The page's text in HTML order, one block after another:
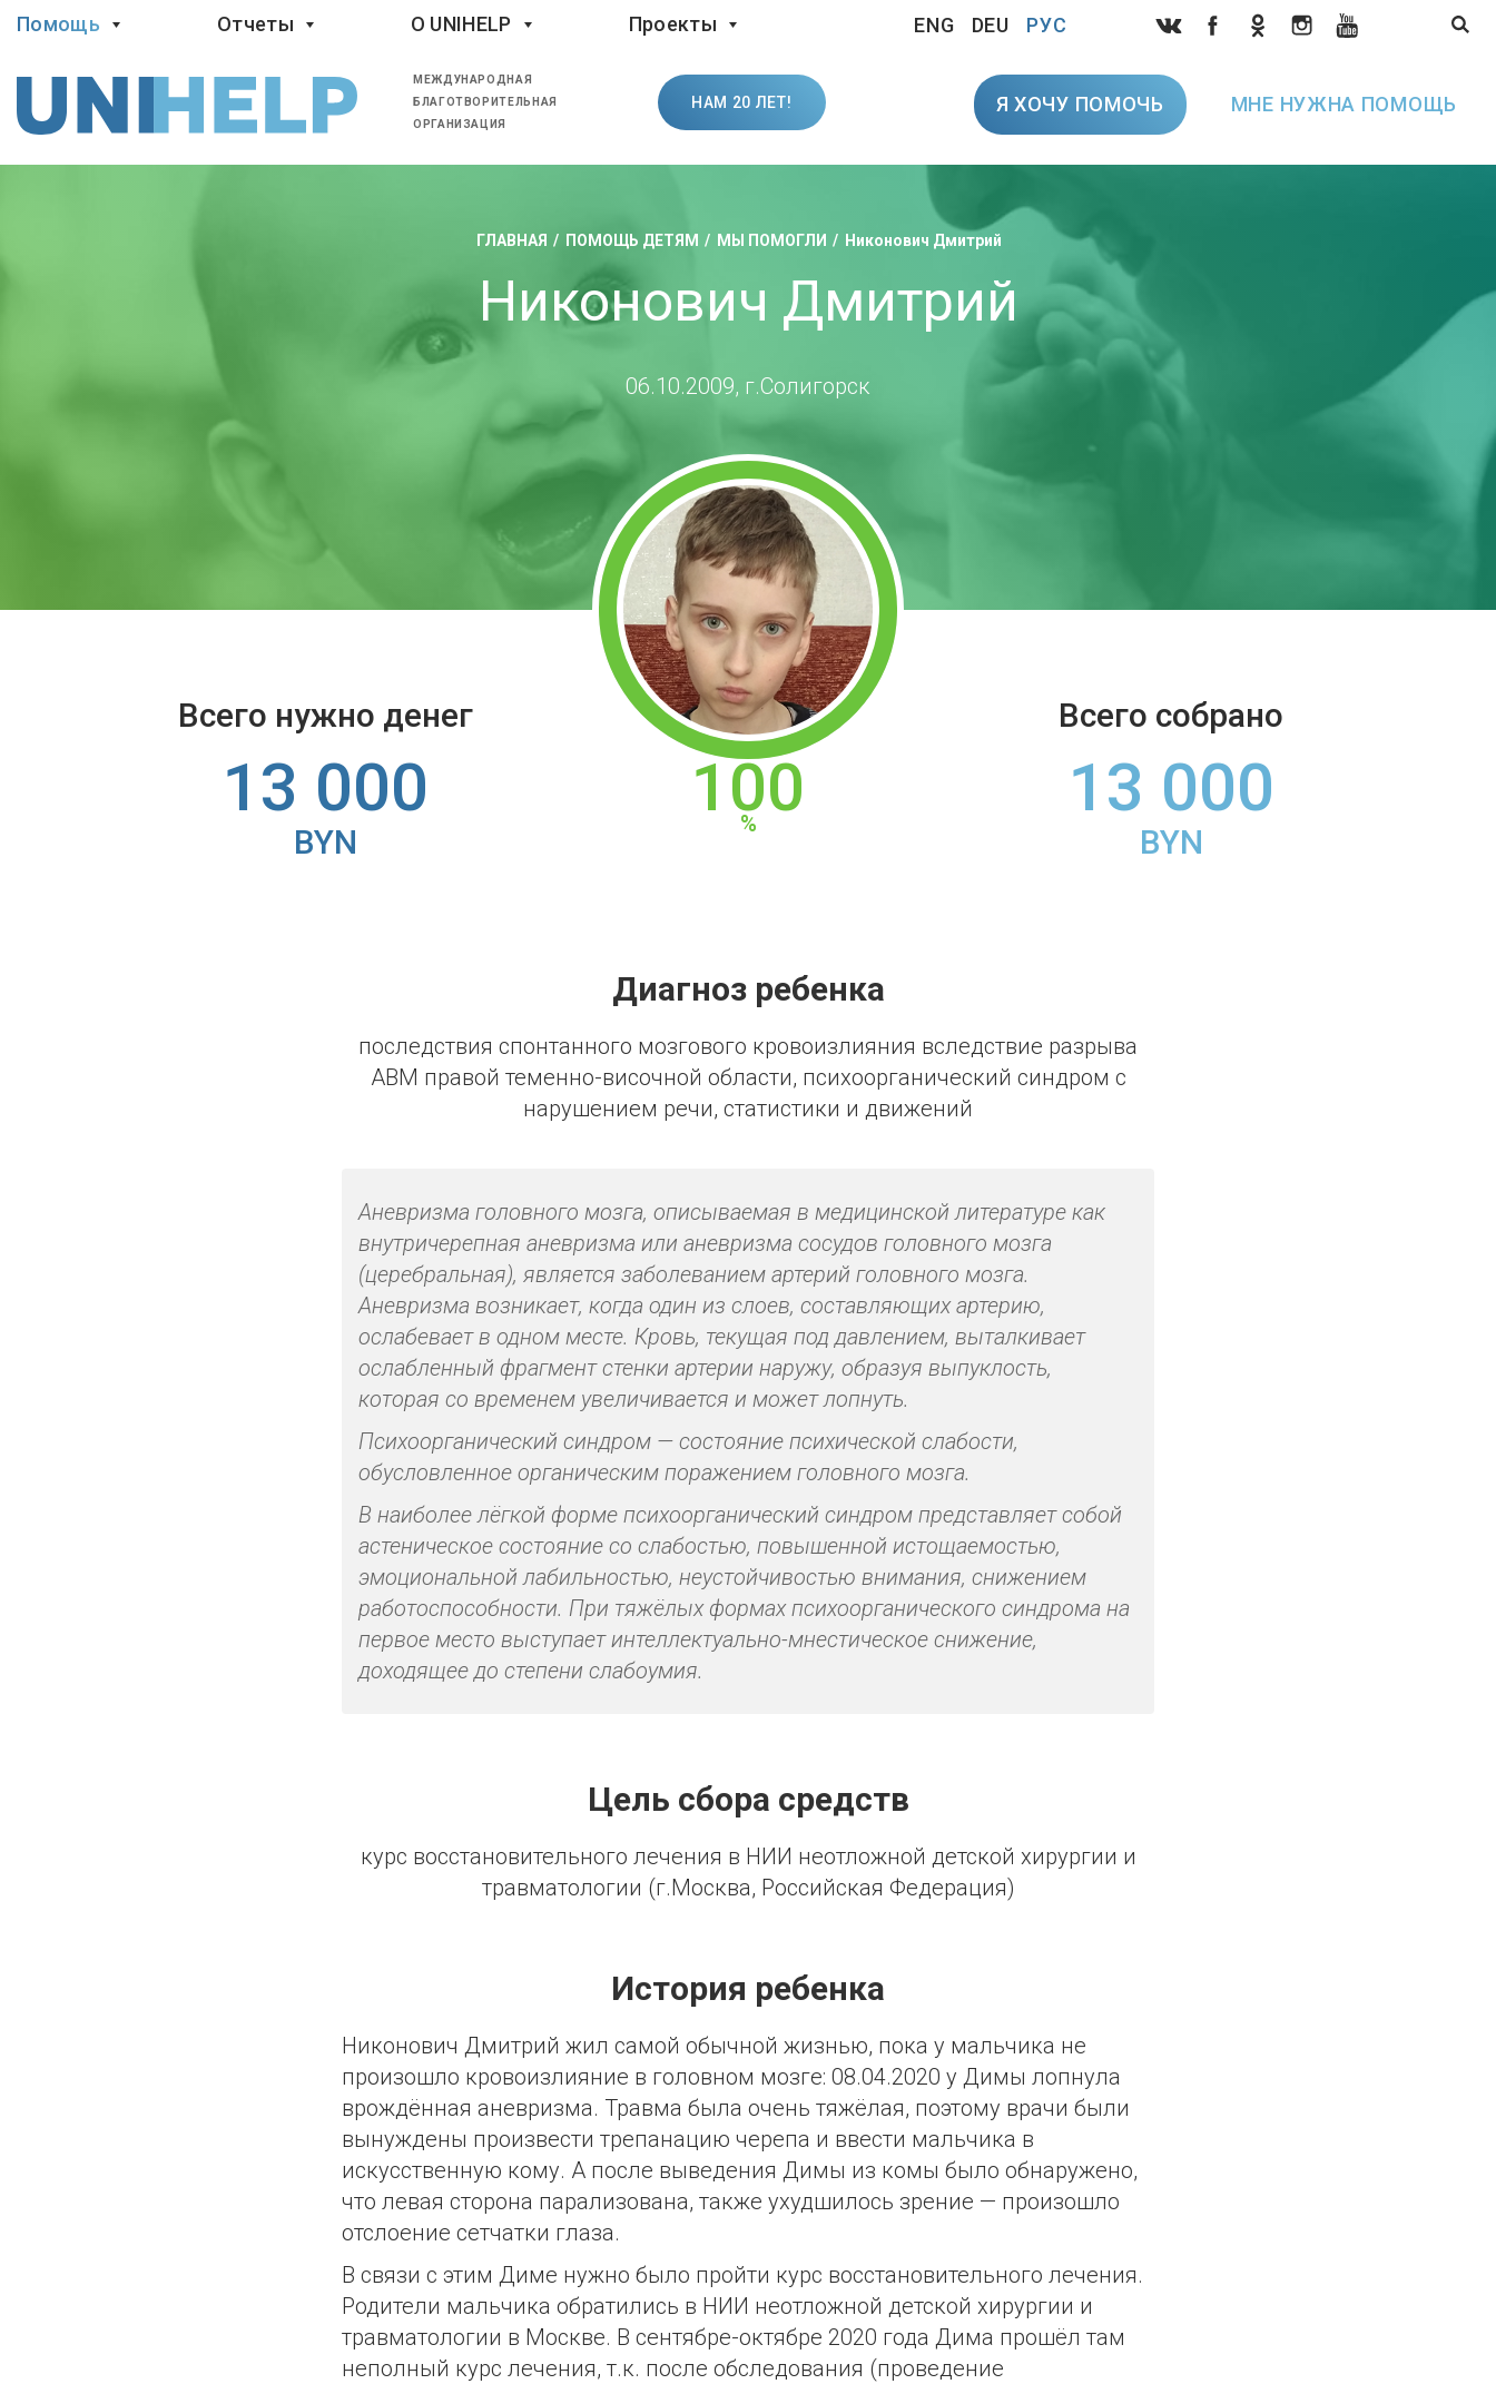
Помощь Отчеты O UNIHELP Проекты ENG DEU РУС
МЕЖДУНАРОДНАЯ
БЛАГОТВОРИТЕЛЬНАЯ
ОРГАНИЗАЦИЯ
НАМ 20 ЛЕТ! Я ХОЧУ ПОМОЧЬ МНЕ НУЖНА ПОМОЩЬ
ГЛАВНАЯ ПОМОЩЬ ДЕТЯМ МЫ ПОМОГЛИ Никонович Дмитрий
Никонович Дмитрий
06.10.2009, г.Солигорск
100
Всего нужно денег
13 000
BYN
Всего собрано
13 000
BYN
Диагноз ребенка
последствия спонтанного мозгового кровоизлияния вследствие разрыва
АВМ правой теменно-височной области, психоорганический синдром с
нарушением речи, статистики и движений
Аневризма головного мозга, описываемая в медицинской литературе как
внутричерепная аневризма или аневризма сосудов головного мозга
(церебральная), является заболеванием артерий головного мозга.
Аневризма возникает, когда один из слоев, составляющих артерию,
ослабевает в одном месте. Кровь, текущая под давлением, выталкивает
ослабленный фрагмент стенки артерии наружу, образуя выпуклость,
которая со временем увеличивается и может лопнуть.
Психоорганический синдром — состояние психической слабости,
обусловленное органическим поражением головного мозга.
В наиболее лёгкой форме психоорганический синдром представляет собой
астеническое состояние со слабостью, повышенной истощаемостью,
эмоциональной лабильностью, неустойчивостью внимания, снижением
работоспособности. При тяжёлых формах психоорганического синдрома на
первое место выступает интеллектуально-мнестическое снижение,
доходящее до степени слабоумия.
Цель сбора средств
курс восстановительного лечения в НИИ неотложной детской хирургии и
травматологии (г.Москва, Российская Федерация)
История ребенка
Никонович Дмитрий жил самой обычной жизнью, пока у мальчика не
произошло кровоизлияние в головном мозге: 08.04.2020 у Димы лопнула
врождённая аневризма. Травма была очень тяжёлая, поэтому врачи были
вынуждены произвести трепанацию черепа и ввести мальчика в
искусственную кому. А после выведения Димы из комы было обнаружено,
что левая сторона парализована, также ухудшилось зрение — произошло
отслоение сетчатки глаза.
В связи с этим Диме нужно было пройти курс восстановительного лечения.
Родители мальчика обратились в НИИ неотложной детской хирургии и
травматологии в Москве. В сентябре-октябре 2020 года Дима прошёл там
неполный курс лечения, т.к. после обследования (проведение